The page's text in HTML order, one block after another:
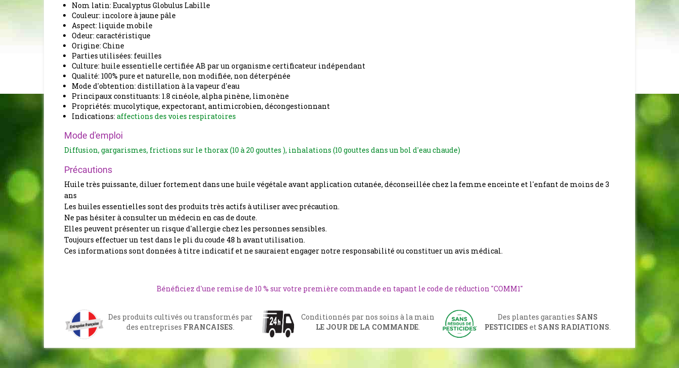
Nom latin: Eucalyptus Globulus Labille
Couleur: incolore à jaune pâle
Aspect: liquide mobile
Odeur: caractéristique
Origine: Chine
Parties utilisées: feuilles
Culture: huile essentielle certifiée AB par un organisme certificateur indépendant
Qualité: 100% pure et naturelle, non modifiée, non déterpénée
Mode d'obtention: distillation à la vapeur d'eau
Principaux constituants: 1.8 cinéole, alpha pinène, limonène
Propriétés: mucolytique, expectorant, antimicrobien, décongestionnant
Indications: affections des voies respiratoires
Mode d'emploi
Diffusion, gargarismes, frictions sur le thorax (10 à 20 gouttes ), inhalations (10 gouttes dans un bol d'eau chaude)
Précautions
Huile très puissante, diluer fortement dans une huile végétale avant application cutanée, déconseillée chez la femme enceinte et l'enfant de moins de 3
ans
Les huiles essentielles sont des produits très actifs à utiliser avec précaution.
Ne pas hésiter à consulter un médecin en cas de doute.
Elles peuvent présenter un risque d'allergie chez les personnes sensibles.
Toujours effectuer un test dans le pli du coude 48 h avant utilisation.
Ces informations sont données à titre indicatif et ne sauraient engager notre responsabilité ou constituer un avis médical.
Bénéficiez d'une remise de 10 % sur votre première commande en tapant le code de réduction "COMM1"
Des produits cultivés ou transformés par
des entreprises FRANCAISES.
Conditionnés par nos soins à la main
LE JOUR DE LA COMMANDE.
Des plantes garanties SANS
PESTICIDES et SANS RADIATIONS.